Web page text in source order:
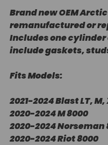
Brand new OEM
remanufactured or
Includes one cylinder
include gaskets,
Fits Models:
2021-2024 Blast LT, M,
2020-2024 M 8000
2020-2024 Norseman
2020-2024 Riot 8000